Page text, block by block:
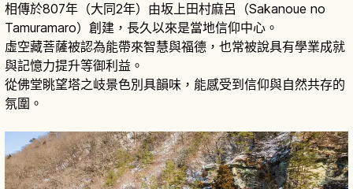
相傳於807年（大同2年）由坂上田村麻呂（Sakanoue no
Tamuramaro）創建，長久以來是當地信仰中心。
虛空藏菩薩被認為能帶來智慧與福德，也常被說具有學業成就
與記憶力提升等御利益。
從佛堂眺望塔之岐景色別具韻味，能感受到信仰與自然共存的
氛圍。